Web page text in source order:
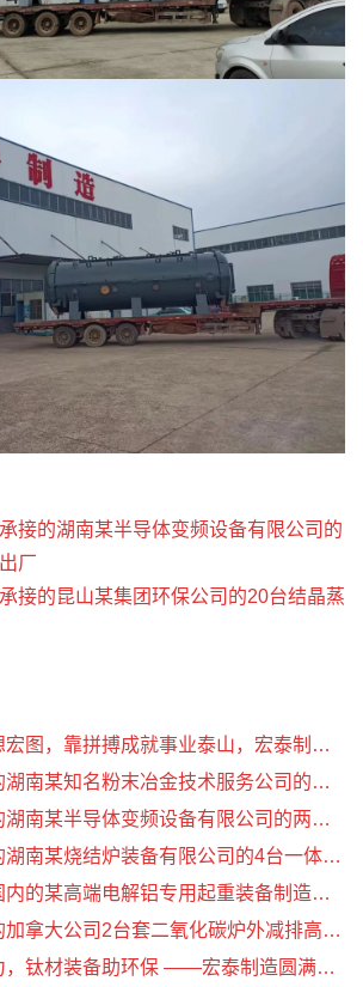
接的湖南某半导体变频设备有限公司的
厂
接的昆山某集团环保公司的20台结晶蒸
以激情铸就梦想宏图，靠拼搏成就事业泰山，宏泰制造的开业庆典！
湖南宏泰承接的湖南某知名粉末冶金技术服务公司的一套大型双壳真空粉末冶金烧结炉顺利交付
湖南宏泰承接的湖南某半导体变频设备有限公司的两套压力炉壳顺利交付
湖南宏泰承接的湖南某烧结炉装备有限公司的4台一体炉设备顺利交付
湖南宏泰承接国内的某高端电解铝专用起重装备制造股份有限公司的二台料仓设备顺利出厂
湖南宏泰承接的加拿大公司2台套二氧化碳炉外减排高压反应器催化剂篮设备顺利交付
再度携手显实力，钛材装备助环保 ——宏泰制造圆满完成内蒙 80 万吨烯烃项目二次交付​